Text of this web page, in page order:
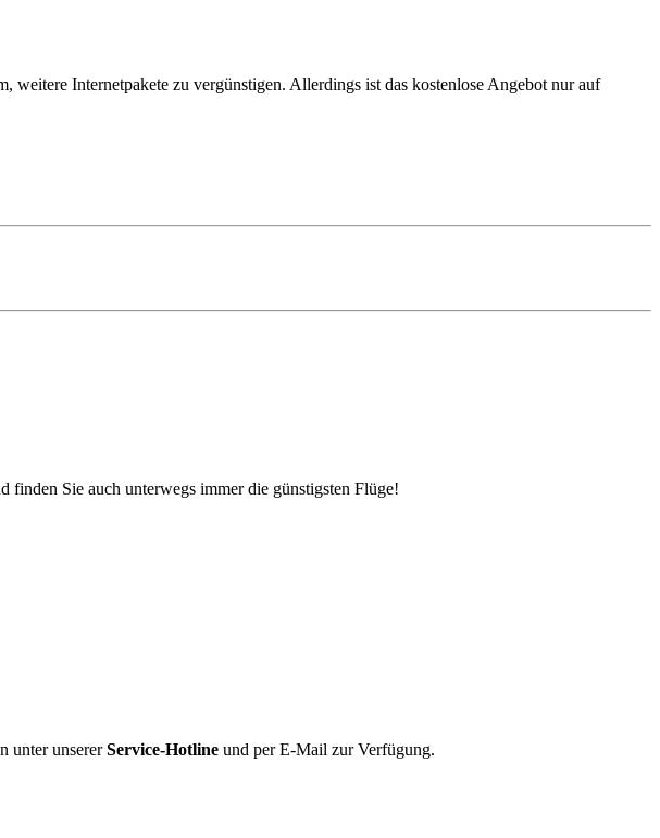
Internetpakete zu vergünstigen. Allerdings ist das kostenlose Angebot nur auf
Sie auch unterwegs immer die günstigsten Flüge!
unter unsererService-Hotline und per E-Mail zur Verfügung.